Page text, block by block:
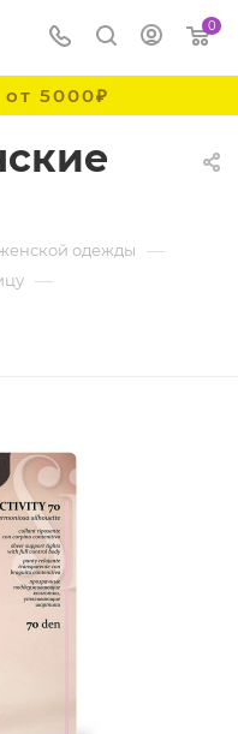
0
5000₽
одежды —
—